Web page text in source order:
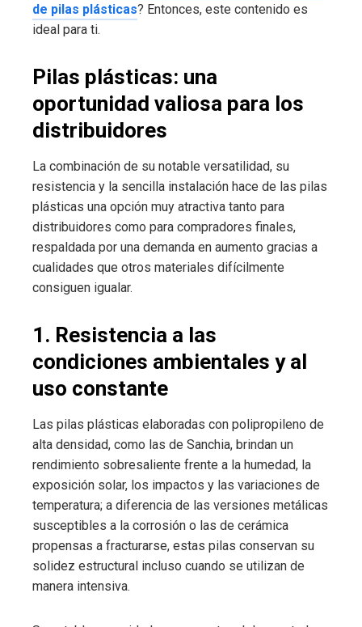
de pilas plásticas? Entonces, este contenido es
ideal para ti.
Pilas plásticas: una
oportunidad valiosa para los
distribuidores
La combinación de su notable versatilidad, su
resistencia y la sencilla instalación hace de las pilas
plásticas una opción muy atractiva tanto para
distribuidores como para compradores finales,
respaldada por una demanda en aumento gracias a
cualidades que otros materiales difícilmente
consiguen igualar.
1. Resistencia a las
condiciones ambientales y al
uso constante
Las pilas plásticas elaboradas con polipropileno de
alta densidad, como las de Sanchia, brindan un
rendimiento sobresaliente frente a la humedad, la
exposición solar, los impactos y las variaciones de
temperatura; a diferencia de las versiones metálicas
susceptibles a la corrosión o las de cerámica
propensas a fracturarse, estas pilas conservan su
solidez estructural incluso cuando se utilizan de
manera intensiva.